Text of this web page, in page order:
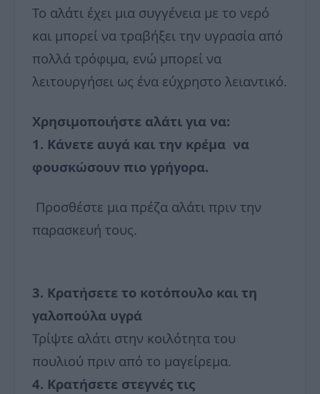
Το αλάτι έχει μια συγγένεια με το νερό
και μπορεί να τραβήξει την υγρασία από
πολλά τρόφιμα, ενώ μπορεί να
λειτουργήσει ως ένα εύχρηστο λειαντικό.
Χρησιμοποιήστε αλάτι για να:
1. Κάνετε αυγά και την κρέμα να
φουσκώσουν πιο γρήγορα.
Προσθέστε μια πρέζα αλάτι πριν την
παρασκευή τους.
3. Κρατήσετε το κοτόπουλο και τη
γαλοπούλα υγρά
Τρίψτε αλάτι στην κοιλότητα του
πουλιού πριν από το μαγείρεμα.
4. Κρατήσετε στεγνές τις